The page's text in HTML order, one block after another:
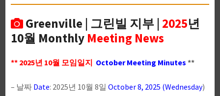
Greenville | 그린빌 지부 | 2025년
10월 Monthly Meeting News
** 2025년 10월 모임일지 October Meeting Minutes **
– 날짜 Date: 2025년 10월 8일 October 8, 2025 (Wednesday)